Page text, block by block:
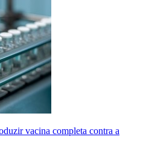
vacina completa contra a